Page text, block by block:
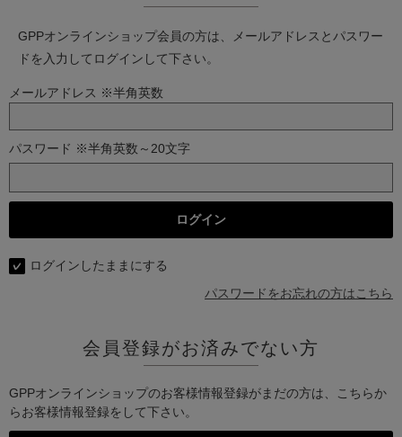
GPPオンラインショップ会員の方は、メールアドレスとパスワー
ドを入力してログインして下さい。
メールアドレス ※半角英数
パスワード ※半角英数～20文字
ログインしたままにする
パスワードをお忘れの方はこちら
会員登録がお済みでない方
GPPオンラインショップのお客様情報登録がまだの方は、こちらか
らお客様情報登録をして下さい。